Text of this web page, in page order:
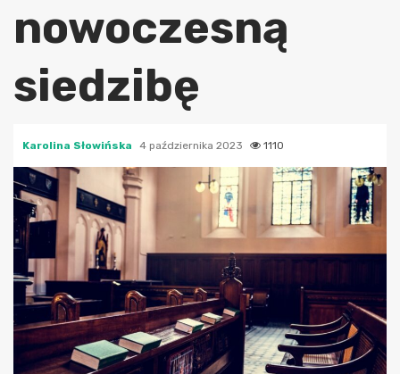
nowoczesną
siedzibę
Karolina Słowińska 4 października 2023 1110